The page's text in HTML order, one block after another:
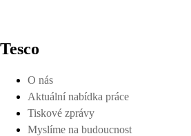
Tesco
O nás
Aktuální nabídka práce
Tiskové zprávy
Myslíme na budoucnost